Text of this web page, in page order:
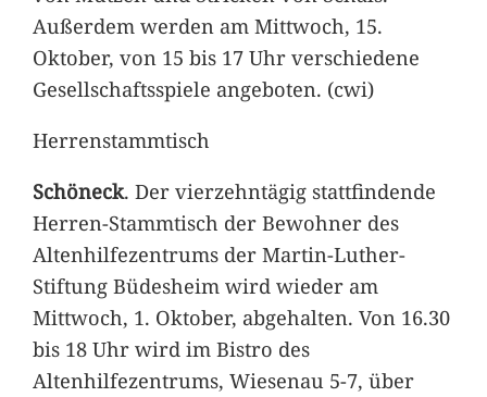
Außerdem werden am Mittwoch, 15.
Oktober, von 15 bis 17 Uhr verschiedene
Gesellschaftsspiele angeboten. (cwi)
Herrenstammtisch
Schöneck. Der vierzehntägig stattfindende
Herren-Stammtisch der Bewohner des
Altenhilfezentrums der Martin-Luther-
Stiftung Büdesheim wird wieder am
Mittwoch, 1. Oktober, abgehalten. Von 16.30
bis 18 Uhr wird im Bistro des
Altenhilfezentrums, Wiesenau 5-7, über